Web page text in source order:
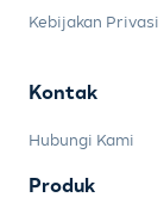
Kebijakan Privasi
Kontak
Hubungi Kami
Produk